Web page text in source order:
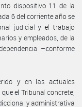
dispositivo 11 de la
6 del corriente año se
judicial y el trabajo
y empleados, de la
–conforme
y en las actuales
el Tribunal concrete,
y administrativa